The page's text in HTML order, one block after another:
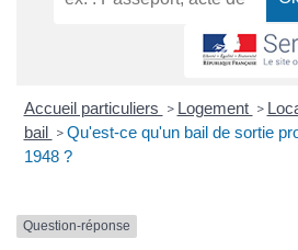
Accueil particuliers > Logement >
bail > Qu'est-ce qu'un bail de sortie
1948 ?
Question-réponse